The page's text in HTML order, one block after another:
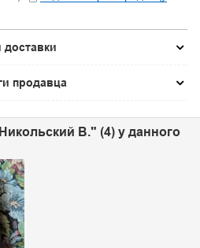
продавца
В." (4) у данного